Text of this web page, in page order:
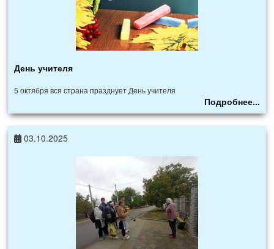
День учителя
5 октября вся страна празднует День учителя
Подробнее...
03.10.2025